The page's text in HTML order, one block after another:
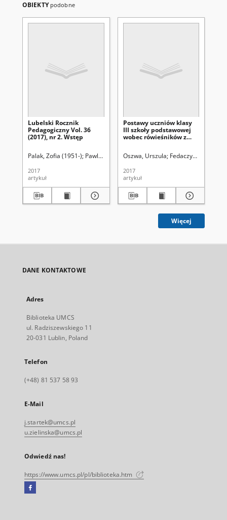
OBIEKTY podobne
Lubelski Rocznik
Pedagogiczny Vol. 36
(2017), nr 2. Wstęp
Palak, Zofia (1951-) Pawlak-Kindler, Agnieszka Maria Kirenko, Janusz
2017
artykuł
Postawy uczniów klasy
III szkoły podstawowej
wobec rówieśników z
Oszwa, Urszula Fedaczyńska, Maria
2017
artykuł
Więcej
DANE KONTAKTOWE
Adres
Biblioteka UMCS
ul. Radziszewskiego 11
20-031 Lublin, Poland
Telefon
(+48) 81 537 58 93
E-Mail
j.startek@umcs.pl
u.zielinska@umcs.pl
Odwiedź nas!
https://www.umcs.pl/pl/biblioteka.htm
Facebook